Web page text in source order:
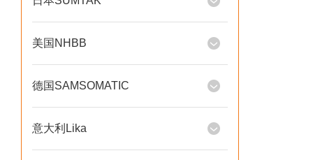
美国NHBB
德国SAMSOMATIC
意大利Lika